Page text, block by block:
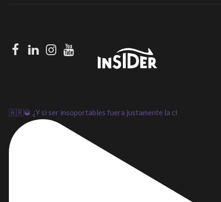
Facebook
LinkedIn
Instagram
Youtube
🇦🇷🥃 ¿Y si ser insoportables fuera justamente la cl